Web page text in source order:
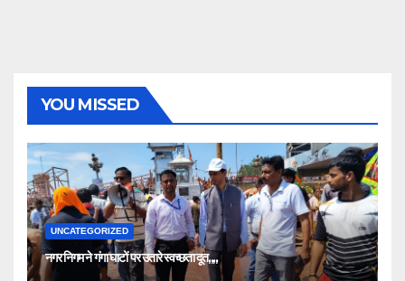
YOU MISSED
UNCATEGORIZED
नगर निगम ने गंगा घाटों पर उतारे स्वच्छता दूत,,,,